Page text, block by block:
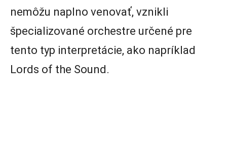
nemôžu naplno venovať, vznikli
špecializované orchestre určené pre
tento typ interpretácie, ako napríklad
Lords of the Sound.